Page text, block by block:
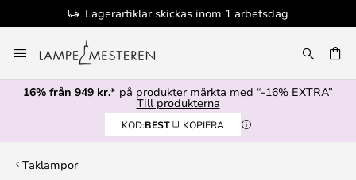
Lagerartiklar skickas inom 1 arbetsdag
till
innehållet
16% från 949 kr.* på produkter märkta med “-16% EXTRA”
Till produkterna
KOD:BEST KOPIERA
Taklampor